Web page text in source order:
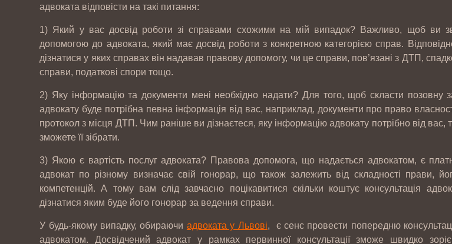
адвоката відповісти на такі питання:
1) Який у вас досвід роботи зі справами схожими на мій випадок? Важливо, щоб ви
допомогою до адвоката, який має досвід роботи з конкретною категорією справ.
дізнатися у яких справах він надавав правову допомогу, чи це справи, пов’язані з ДТП,
справи, податкові спори тощо.
2) Яку інформацію та документи мені необхідно надати? Для того, щоб скласти позовну
адвокату буде потрібна певна інформація від вас, наприклад, документи про право
протокол з місця ДТП. Чим раніше ви дізнаєтеся, яку інформацію адвокату потрібно від вас,
зможете її зібрати.
3) Якою є вартість послуг адвоката? Правова допомога, що надається адвокатом, є
адвокат по різному визначає свій гонорар, що також залежить від складності прави,
компетенцій. А тому вам слід завчасно поцікавитися скільки коштує консультація
дізнатися яким буде його гонорар за ведення справи.
У будь-якому випадку, обираючи адвоката у Львові, є сенс провести попередню
адвокатом. Досвідчений адвокат у рамках первинної консультації зможе швидко
12-
07
Інтернет магазин автозапчастин CARS-
PARTS
10-
2017
ТОВ "РЕЙДЖ ЕНЕРДЖІ"
07-
04
2017
ТОВ "ЮБТ ГРУП"
03-
Гуртівня ветеринарних препаратів ТОВ
Законопроект про зміни в
Штрафи за порушення
Скорочено підстави для
позапланових податкових
19-20 березня відбувались